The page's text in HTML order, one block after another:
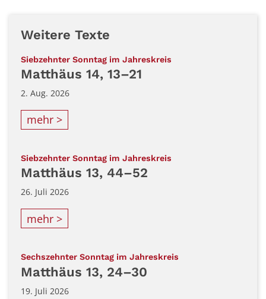
Weitere Texte
Siebzehnter Sonntag im Jahreskreis
Matthäus 14, 13–21
2. Aug. 2026
mehr >
Siebzehnter Sonntag im Jahreskreis
Matthäus 13, 44–52
26. Juli 2026
mehr >
Sechszehnter Sonntag im Jahreskreis
Matthäus 13, 24–30
19. Juli 2026